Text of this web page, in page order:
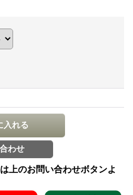
上のお問い合わせボタンよ